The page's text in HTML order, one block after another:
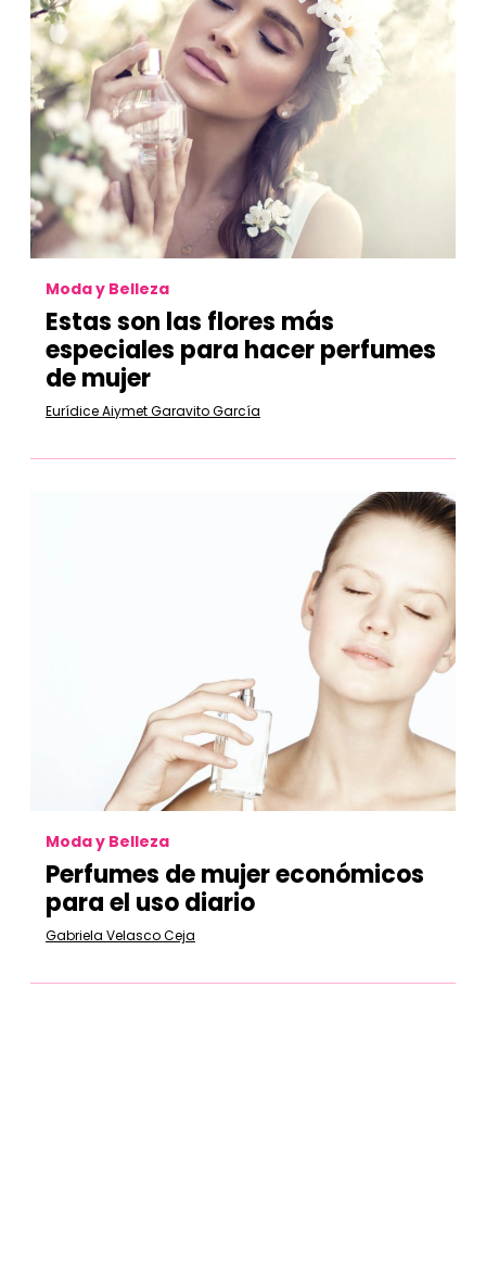
Moda y Belleza
Estas son las flores más
especiales para hacer perfumes
de mujer
Eurídice Aiymet Garavito García
Moda y Belleza
Perfumes de mujer económicos
para el uso diario
Gabriela Velasco Ceja